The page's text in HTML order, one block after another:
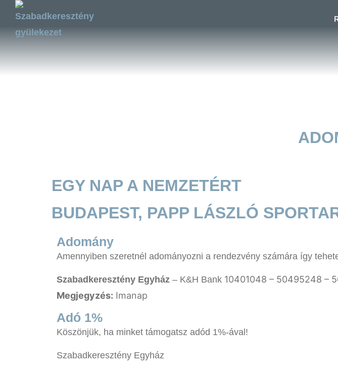
EGY NAP A NEMZETÉRT
BUDAPEST, PAPP LÁSZLÓ
Adomány
Amennyiben szeretnél adományozni a rendezvény számára így
Szabadkeresztény Egyház – K&H Bank 10401048 – 50495248 –
Megjegyzés: Imanap
Adó 1%
Köszönjük, ha minket támogatsz adód 1%-ával!
Szabadkeresztény Egyház